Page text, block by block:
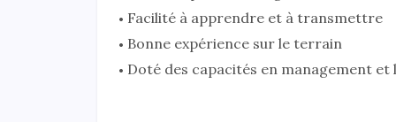
Facilité à apprendre et à transmettre
Bonne expérience sur le terrain
Doté des capacités en management et